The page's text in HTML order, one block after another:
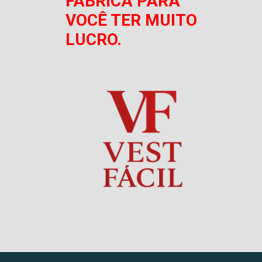
VOCÊ TER MUITO
LUCRO.